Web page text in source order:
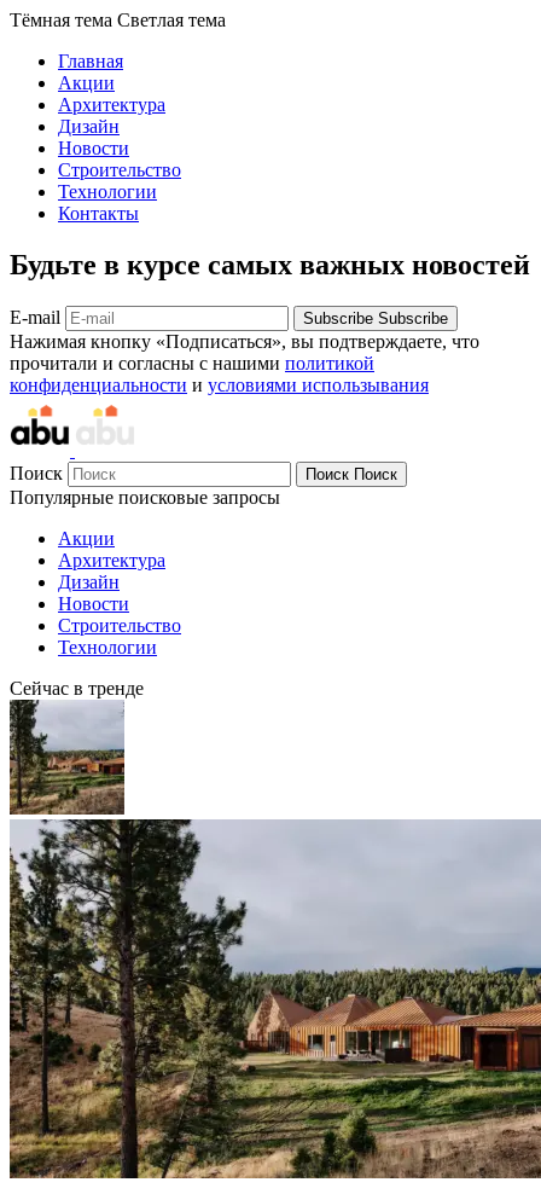
Тёмная тема Светлая тема
Главная
Акции
Архитектура
Дизайн
Новости
Строительство
Технологии
Контакты
Будьте в курсе самых важных новостей
E-mail Subscribe Subscribe
Нажимая кнопку «Подписаться», вы подтверждаете, что
прочитали и согласны с нашими политикой
конфиденциальности и условиями использывания
Поиск Поиск Поиск
Популярные поисковые запросы
Акции
Архитектура
Дизайн
Новости
Строительство
Технологии
Сейчас в тренде